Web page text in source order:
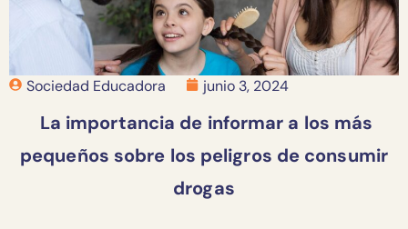
Sociedad Educadora junio 3, 2024
La importancia de informar a los más
pequeños sobre los peligros de consumir
drogas